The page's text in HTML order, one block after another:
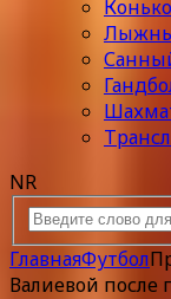
NR
ГлавнаяФутбол
Валиевой